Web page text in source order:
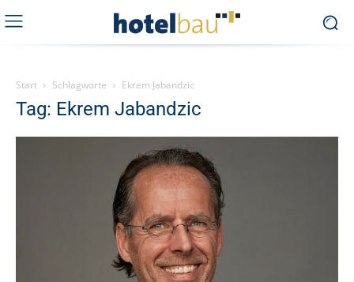
Start Schlagworte Ekrem Jabandzic
Tag: Ekrem Jabandzic